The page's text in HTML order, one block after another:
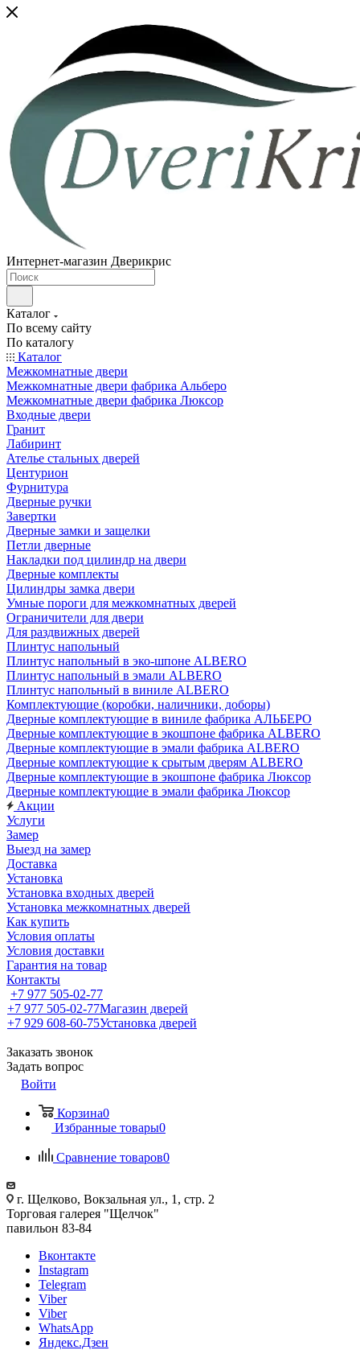
Интернет-магазин Дверикрис
Каталог
По всему сайту
По каталогу
Каталог
Межкомнатные двери
Межкомнатные двери фабрика Альберо
Межкомнатные двери фабрика Люксор
Входные двери
Гранит
Лабиринт
Ателье стальных дверей
Центурион
Фурнитура
Дверные ручки
Завертки
Дверные замки и защелки
Петли дверные
Накладки под цилиндр на двери
Дверные комплекты
Цилиндры замка двери
Умные пороги для межкомнатных дверей
Ограничители для двери
Для раздвижных дверей
Плинтус напольный
Плинтус напольный в эко-шпоне ALBERO
Плинтус напольный в эмали ALBERO
Плинтус напольный в виниле ALBERO
Комплектующие (коробки, наличники, доборы)
Дверные комплектующие в виниле фабрика АЛЬБЕРО
Дверные комплектующие в экошпоне фабрика ALBERO
Дверные комплектующие в эмали фабрика ALBERO
Дверные комплектующие к срытым дверям ALBERO
Дверные комплектующие в экошпоне фабрика Люксор
Дверные комплектующие в эмали фабрика Люксор
Акции
Услуги
Замер
Выезд на замер
Доставка
Установка
Установка входных дверей
Установка межкомнатных дверей
Как купить
Условия оплаты
Условия доставки
Гарантия на товар
Контакты
+7 977 505-02-77
+7 977 505-02-77Магазин дверей
+7 929 608-60-75Установка дверей
Заказать звонок
Задать вопрос
Войти
Корзина0
Избранные товары0
Сравнение товаров0
г. Щелково, Вокзальная ул., 1, стр. 2
Торговая галерея "Щелчок"
павильон 83-84
Вконтакте
Instagram
Telegram
Viber
Viber
WhatsApp
Яндекс.Дзен